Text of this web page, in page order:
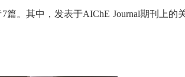
篇。其中，发表于AIChE Journal期刊上的